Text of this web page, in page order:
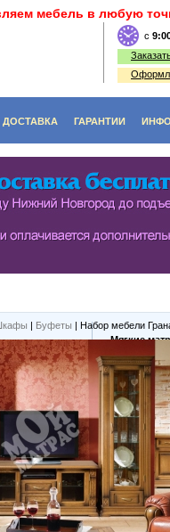
мебель в любую
c
ДОСТАВКА ГАРАНТИИ
| Буфеты | Набор мебели
Мягкие
Матрасы
Жесткие
Кокосовые
Материалы
Правила